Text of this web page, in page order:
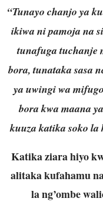
“Tunayo chanjo ya
ikiwa ni pamoja na
tunafuga tuchanje
bora, tunataka sasa
ya uwingi wa
bora kwa maana
kuuza katika soko
Katika ziara hiyo
alitaka kufahamu
la ng’ombe